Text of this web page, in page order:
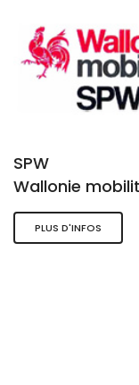
SPW
Wallonie
PLUS D'INFOS